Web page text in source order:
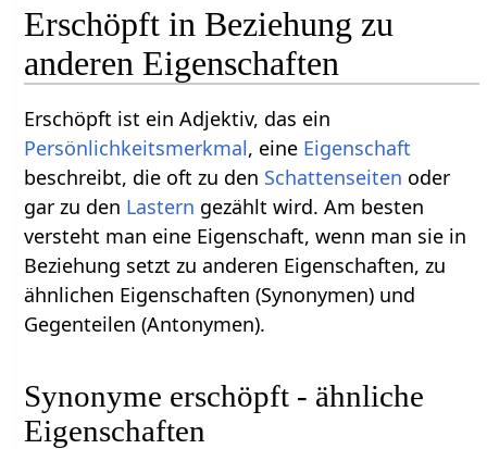
Erschöpft in Beziehung zu
anderen Eigenschaften
Erschöpft ist ein Adjektiv, das ein
Persönlichkeitsmerkmal, eine Eigenschaft
beschreibt, die oft zu den Schattenseiten oder
gar zu den Lastern gezählt wird. Am besten
versteht man eine Eigenschaft, wenn man sie in
Beziehung setzt zu anderen Eigenschaften, zu
ähnlichen Eigenschaften (Synonymen) und
Gegenteilen (Antonymen).
Synonyme erschöpft - ähnliche
Eigenschaften